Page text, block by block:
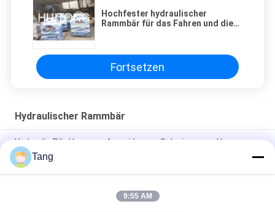
Hochfester hydraulischer
Rammbär für das Fahren und die
Fortsetzen
Hydraulischer Rammbär
Hydraulic Pile Hammer-Auswirkungs-Schwingungs-Hammer
des Bagger-20T
10m/min Bagger Vibration Pile Hammer für Volvo EC300
Tang
9:55 AM